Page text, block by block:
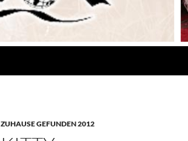
ZUHAUSE GEFUNDEN 2012